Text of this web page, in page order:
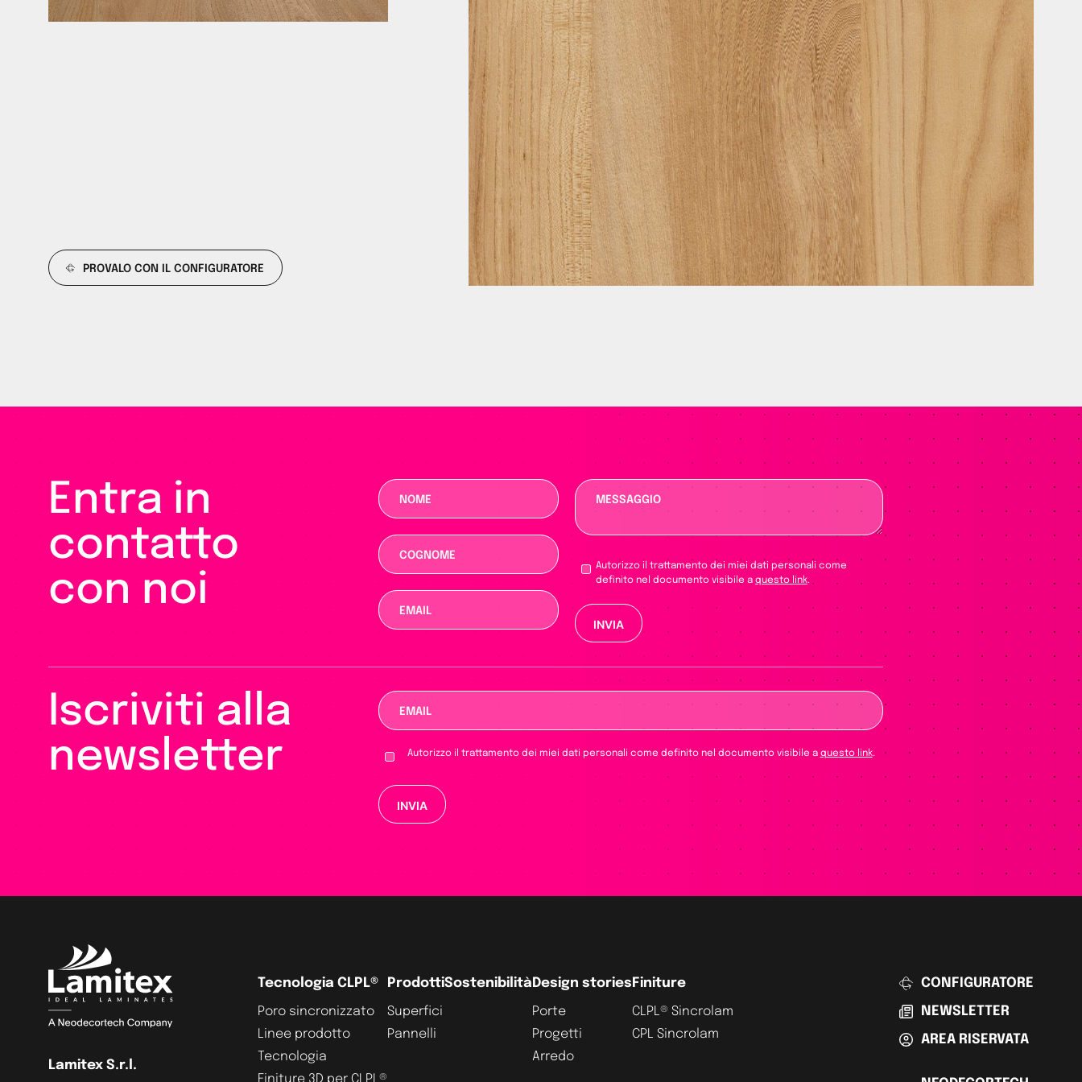
PROVALO CON IL CONFIGURATORE
Entra in
contatto
con noi
Autorizzo il trattamento dei miei dati personali come
definito nel documento visibile aquesto link.
Si prega di lasciare vuoto questo campo.
Iscriviti alla
newsletter
Autorizzo il trattamento dei miei dati personali come definito nel documento visibile a questo link.
Si prega di lasciare vuoto questo campo.
Lamitex S.r.l.
Tecnologia CLPL®
Poro sincronizzato
Linee prodotto
Tecnologia
Finiture 3D per CLPL®
Prodotti
Superfici
Pannelli
Sostenibilità Design stories
Porte
Progetti
Arredo
Finiture
CLPL® Sincrolam
CPL Sincrolam
CONFIGURATORE
NEWSLETTER
AREA RISERVATA